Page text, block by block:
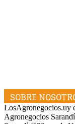
SOBRE
LosAgronegocios.uy
Agronegocios